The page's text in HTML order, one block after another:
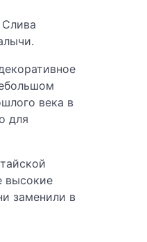
века в
для
высокие
заменили в